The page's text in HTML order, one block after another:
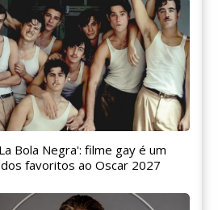
Bola Negra': filme gay é um
dos favoritos ao Oscar 2027